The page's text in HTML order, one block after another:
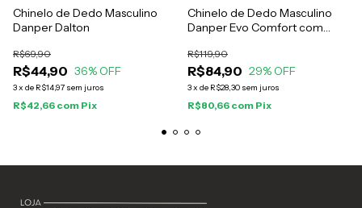
Chinelo de Dedo Masculino
Danper Dalton
R$44,90
R$69,90
36% OFF
3x de R$14,97 sem juros
R$42,66 com Pix
Chinelo de Dedo Masculino
Danper Evo Comfort com
R$84,90
R$119,90
29% OFF
3x de R$28,30 sem juros
R$80,66 com Pix